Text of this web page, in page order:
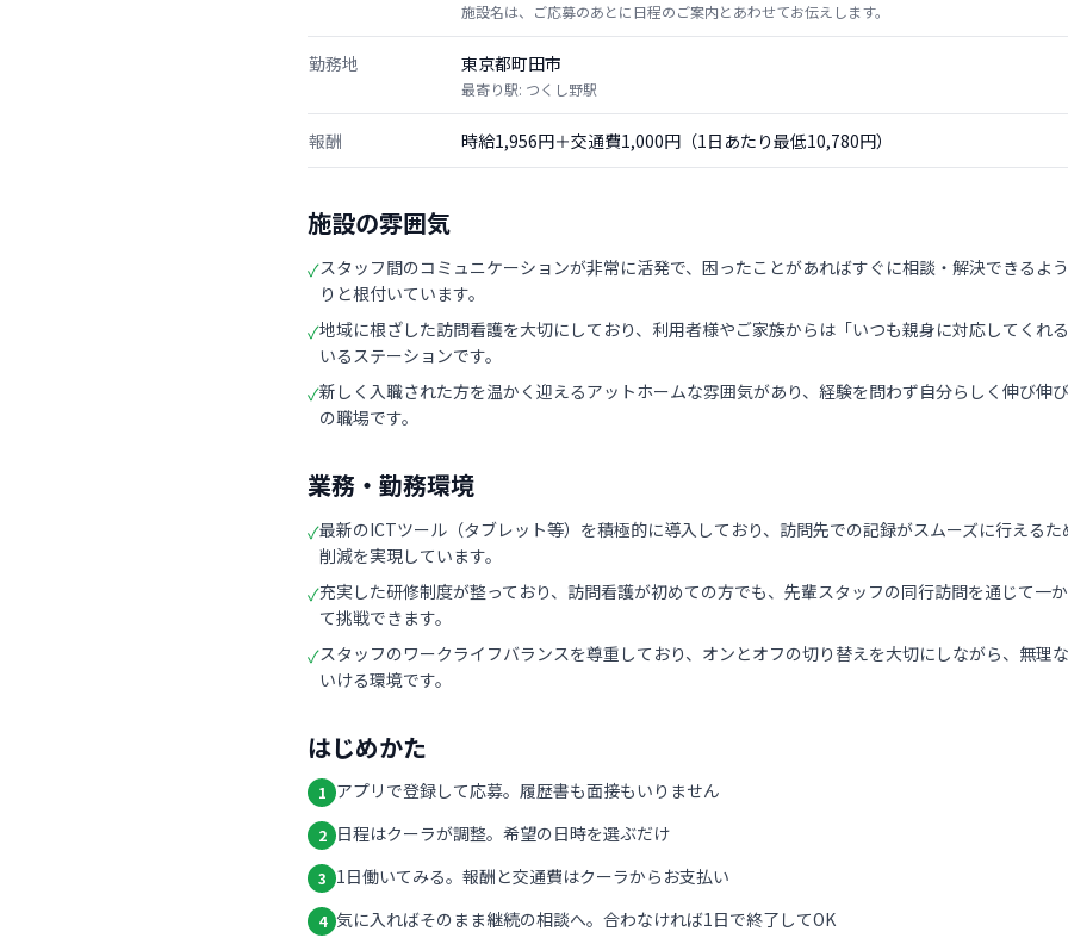
施設名は、ご応募のあとに日程のご案内とあわせてお伝えします。
勤務地 東京都町田市
最寄り駅: つくし野駅
報酬 時給1,956円＋交通費1,000円（1日あたり最低10,780円）
施設の雰囲気
✓スタッフ間のコミュニケーションが非常に活発で、困ったことがあればすぐに相談・解決できるよ
りと根付いています。
✓地域に根ざした訪問看護を大切にしており、利用者様やご家族からは「いつも親身に対応してくれ
いるステーションです。
✓新しく入職された方を温かく迎えるアットホームな雰囲気があり、経験を問わず自分らしく伸び伸
の職場です。
業務・勤務環境
✓最新のICTツール（タブレット等）を積極的に導入しており、訪問先での記録がスムーズに行える
削減を実現しています。
✓充実した研修制度が整っており、訪問看護が初めての方でも、先輩スタッフの同行訪問を通じて一
て挑戦できます。
✓スタッフのワークライフバランスを尊重しており、オンとオフの切り替えを大切にしながら、無理
いける環境です。
はじめかた
1 アプリで登録して応募。履歴書も面接もいりません
2 日程はクーラが調整。希望の日時を選ぶだけ
3 1日働いてみる。報酬と交通費はクーラからお支払い
4 気に入ればそのまま継続の相談へ。合わなければ1日で終了してOK